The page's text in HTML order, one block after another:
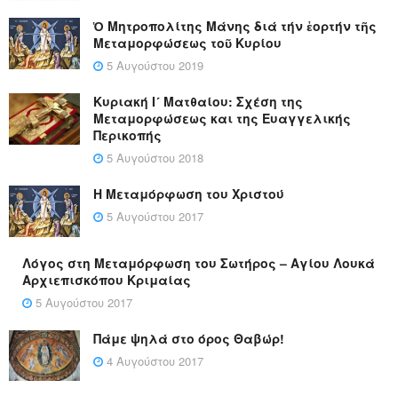
Ὁ Μητροπολίτης Μάνης διά τήν ἑορτήν τῆς
Μεταμορφώσεως τοῦ Κυρίου
5 Αυγούστου 2019
Κυριακή Ι´ Ματθαίου: Σχέση της
Μεταμορφώσεως και της Ευαγγελικής
Περικοπής
5 Αυγούστου 2018
Η Μεταμόρφωση του Χριστού
5 Αυγούστου 2017
Λόγος στη Μεταμόρφωση του Σωτήρος – Αγίου Λουκά
Αρχιεπισκόπου Κριμαίας
5 Αυγούστου 2017
Πάμε ψηλά στο όρος Θαβώρ!
4 Αυγούστου 2017